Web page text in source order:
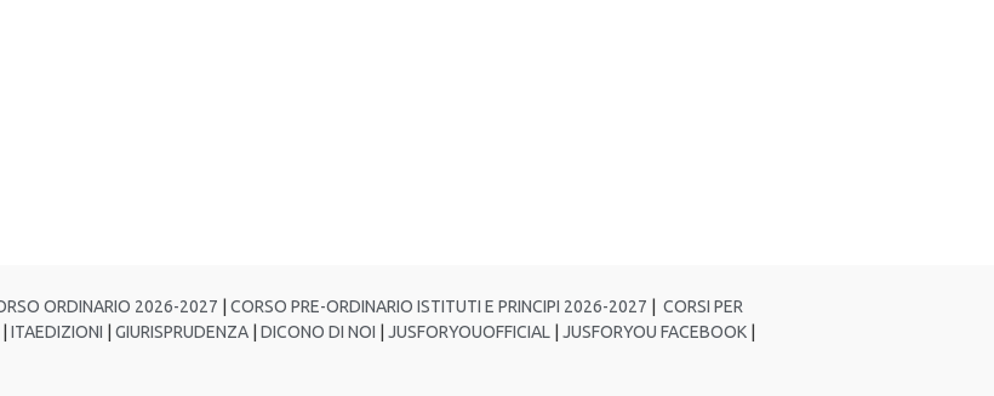
ORDINARIO 2026-2027 | CORSO PRE-ORDINARIO ISTITUTI E PRINCIPI 2026-2027 | CORSI PER
| ITAEDIZIONI | GIURISPRUDENZA | DICONO DI NOI | JUSFORYOUOFFICIAL | JUSFORYOU FACEBOOK |